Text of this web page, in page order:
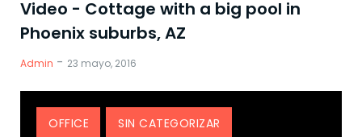
Vídeos
Video - Cottage with a big pool in
Phoenix suburbs, AZ
Admin - 23 mayo, 2016
OFFICE SIN CATEGORIZAR